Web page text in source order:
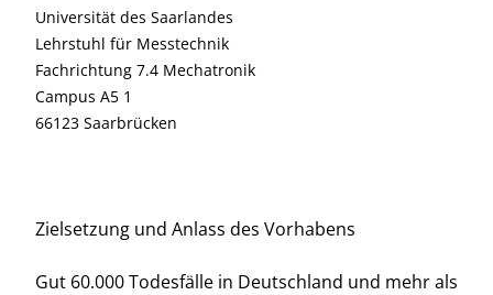
Universität des Saarlandes
Lehrstuhl für Messtechnik
Fachrichtung 7.4 Mechatronik
Campus A5 1
66123 Saarbrücken
Zielsetzung und Anlass des Vorhabens
Gut 60.000 Todesfälle in Deutschland und mehr als